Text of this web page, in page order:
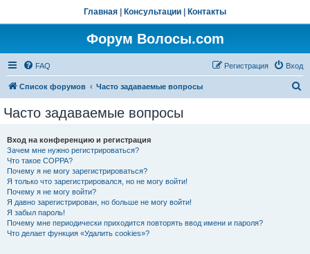
Главная Консультации Контакты
Форум Волосы.com
FAQ Вход
Регистрация
Список форумов Часто задаваемые вопросы
Часто задаваемые вопросы
Вход на конференцию и регистрация
Зачем мне нужно регистрироваться?
Что такое COPPA?
Почему я не могу зарегистрироваться?
Я только что зарегистрировался, но не могу войти!
Почему я не могу войти?
Я давно зарегистрирован, но больше не могу войти!
Я забыл пароль!
Почему мне периодически приходится повторять ввод имени и пароля?
Что делает функция «Удалить cookies»?